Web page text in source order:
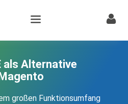
als Alternative
großen Funktionsumfang